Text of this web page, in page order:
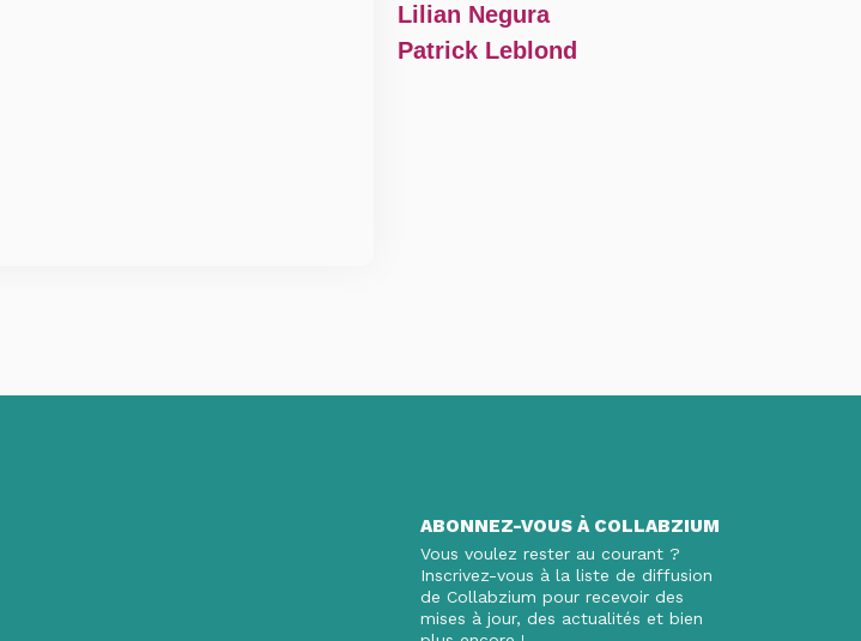
Lilian Negura
Patrick Leblond
ABONNEZ-VOUS À COLLABZIUM
Vous voulez rester au courant ?
Inscrivez-vous à la liste de diffusion
de Collabzium pour recevoir des
mises à jour, des actualités et bien